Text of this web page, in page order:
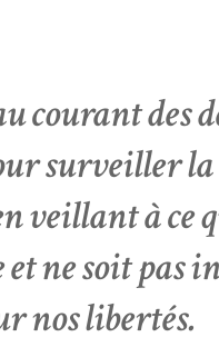
lancer la recherche ou
courant
surveiller la
veillant à ce
et ne soit pas
nos libertés.